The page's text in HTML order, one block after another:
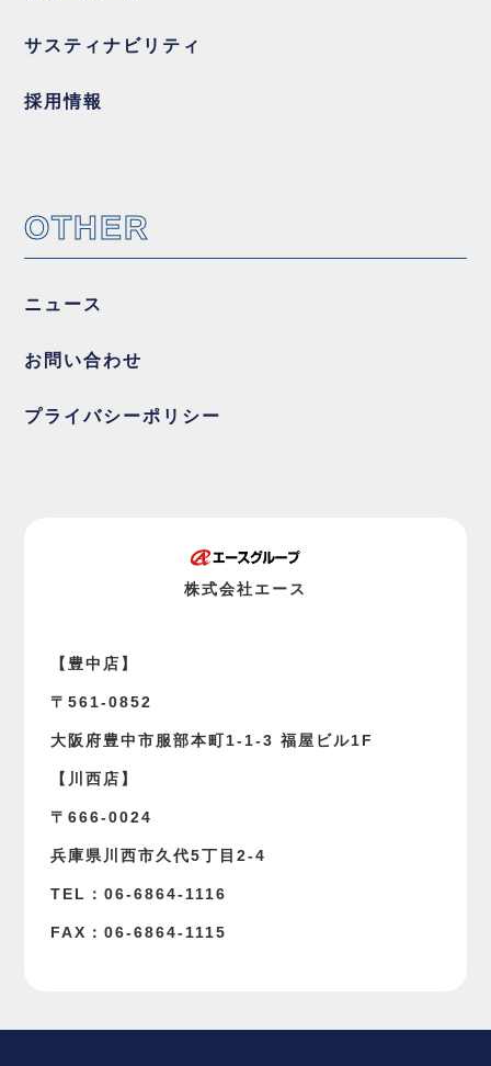
サスティナビリティ
採用情報
OTHER
ニュース
お問い合わせ
プライバシーポリシー
株式会社エース
【豊中店】
〒561-0852
大阪府豊中市服部本町1-1-3 福屋ビル1F
【川西店】
〒666-0024
兵庫県川西市久代5丁目2-4
TEL：06-6864-1116
FAX：06-6864-1115